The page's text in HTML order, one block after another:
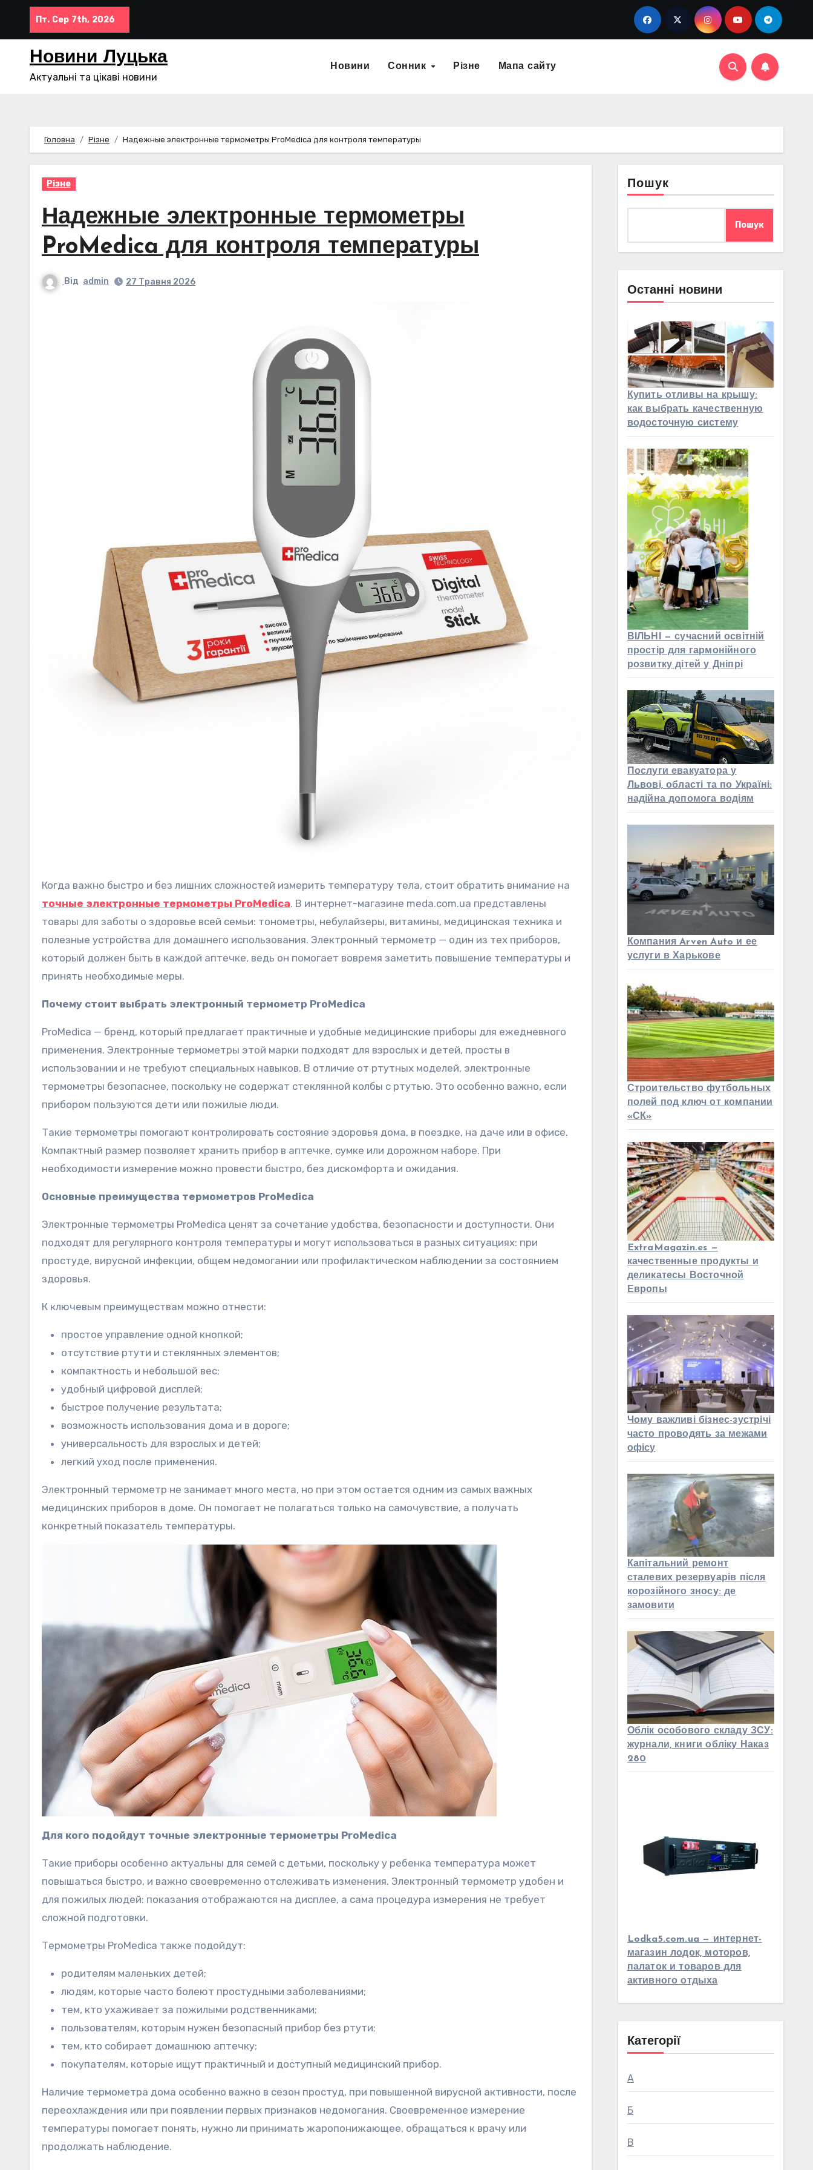
Перейти
контенту
Пт. Сер 7th, 2026
Новини Луцька
Актуальні та цікаві новини
Новини Сонник Різне Мапа сайту
Головна Різне Надежные электронные термометры ProMedica для контроля температуры
Різне
Надежные электронные термометры
ProMedica для контроля температуры
Від admin 27 Травня 2026
Когда важно быстро и без лишних сложностей измерить температуру тела, стоит обратить внимание на
точные электронные термометры ProMedica. В интернет-магазине meda.com.ua представлены
товары для заботы о здоровье всей семьи: тонометры, небулайзеры, витамины, медицинская техника и
полезные устройства для домашнего использования. Электронный термометр — один из тех приборов,
который должен быть в каждой аптечке, ведь он помогает вовремя заметить повышение температуры и
принять необходимые меры.
Почему стоит выбрать электронный термометр ProMedica
ProMedica — бренд, который предлагает практичные и удобные медицинские приборы для ежедневного
применения. Электронные термометры этой марки подходят для взрослых и детей, просты в
использовании и не требуют специальных навыков. В отличие от ртутных моделей, электронные
термометры безопаснее, поскольку не содержат стеклянной колбы с ртутью. Это особенно важно, если
прибором пользуются дети или пожилые люди.
Такие термометры помогают контролировать состояние здоровья дома, в поездке, на даче или в офисе.
Компактный размер позволяет хранить прибор в аптечке, сумке или дорожном наборе. При
необходимости измерение можно провести быстро, без дискомфорта и ожидания.
Основные преимущества термометров ProMedica
Электронные термометры ProMedica ценят за сочетание удобства, безопасности и доступности. Они
подходят для регулярного контроля температуры и могут использоваться в разных ситуациях: при
простуде, вирусной инфекции, общем недомогании или профилактическом наблюдении за состоянием
здоровья.
К ключевым преимуществам можно отнести:
простое управление одной кнопкой;
отсутствие ртути и стеклянных элементов;
компактность и небольшой вес;
удобный цифровой дисплей;
быстрое получение результата;
возможность использования дома и в дороге;
универсальность для взрослых и детей;
легкий уход после применения.
Электронный термометр не занимает много места, но при этом остается одним из самых важных
медицинских приборов в доме. Он помогает не полагаться только на самочувствие, а получать
конкретный показатель температуры.
Для кого подойдут точные электронные термометры ProMedica
Такие приборы особенно актуальны для семей с детьми, поскольку у ребенка температура может
повышаться быстро, и важно своевременно отслеживать изменения. Электронный термометр удобен и
для пожилых людей: показания отображаются на дисплее, а сама процедура измерения не требует
сложной подготовки.
Термометры ProMedica также подойдут:
родителям маленьких детей;
людям, которые часто болеют простудными заболеваниями;
тем, кто ухаживает за пожилыми родственниками;
пользователям, которым нужен безопасный прибор без ртути;
тем, кто собирает домашнюю аптечку;
покупателям, которые ищут практичный и доступный медицинский прибор.
Наличие термометра дома особенно важно в сезон простуд, при повышенной вирусной активности, после
переохлаждения или при появлении первых признаков недомогания. Своевременное измерение
температуры помогает понять, нужно ли принимать жаропонижающее, обращаться к врачу или
продолжать наблюдение.
Пошук
Пошук
Останні новини
Купить отливы на крышу:
как выбрать качественную
водосточную систему
ВІЛЬНІ — сучасний освітній
простір для гармонійного
розвитку дітей у Дніпрі
Послуги евакуатора у
Львові, області та по Україні:
надійна допомога водіям
Компания Arven Auto и ее
услуги в Харькове
Строительство футбольных
полей под ключ от компании
«СК»
ExtraMagazin.es —
качественные продукты и
деликатесы Восточной
Европы
Чому важливі бізнес-зустрічі
часто проводять за межами
офісу
Капітальний ремонт
сталевих резервуарів після
корозійного зносу: де
замовити
Облік особового складу ЗСУ:
журнали, книги обліку Наказ
280
Lodka5.com.ua — интернет-
магазин лодок, моторов,
палаток и товаров для
активного отдыха
Категорії
А
Б
В